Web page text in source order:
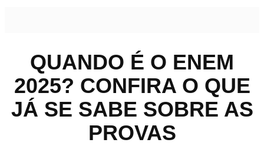
QUANDO É O ENEM
2025? CONFIRA O QUE
JÁ SE SABE SOBRE AS
PROVAS